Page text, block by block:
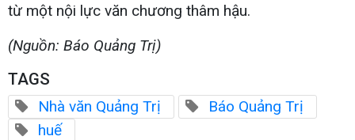
từ một nội lực văn chương thâm hậu.
(Nguồn: Báo Quảng Trị)
TAGS
Nhà văn Quảng Trị
Báo Quảng Trị
huế